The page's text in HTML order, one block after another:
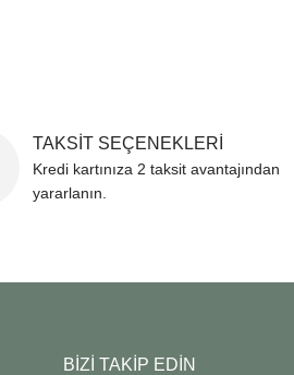
TAKSİT SEÇENEKLERİ
Kredi kartınıza 2 taksit avantajından
yararlanın.
BİZİ TAKİP EDİN